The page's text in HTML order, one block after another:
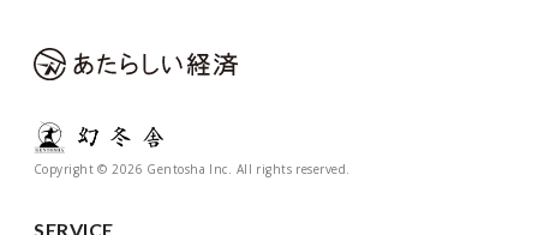
Copyright © 2026 Gentosha Inc. All rights reserved.
SERVICE